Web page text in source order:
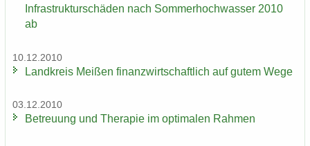
In­fra­struk­tur­schä­den nach Som­mer­hoch­was­ser 2010
ab
10.12.2010
Land­kreis Mei­ßen fi­nanz­wirt­schaft­lich auf gutem Wege
03.12.2010
Be­treu­ung und The­ra­pie im op­ti­ma­len Rah­men